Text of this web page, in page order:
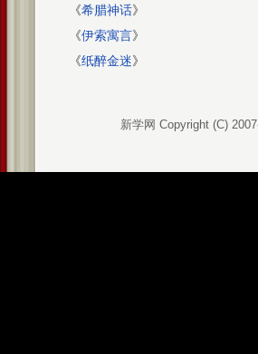
《希腊神话》
《伊索寓言》
《纸醉金迷》
新学网 Copyright (C)